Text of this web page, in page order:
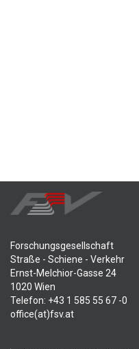
Forschungsgesellschaft
Straße - Schiene - Verkehr
Ernst-Melchior-Gasse 24
1020 Wien
Telefon: +43 1 585 55 67 -0
office(at)fsv.at